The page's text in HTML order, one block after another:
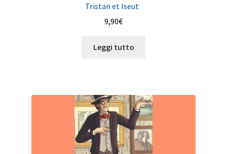
Tristan et Iseut
9,90€
Leggi tutto